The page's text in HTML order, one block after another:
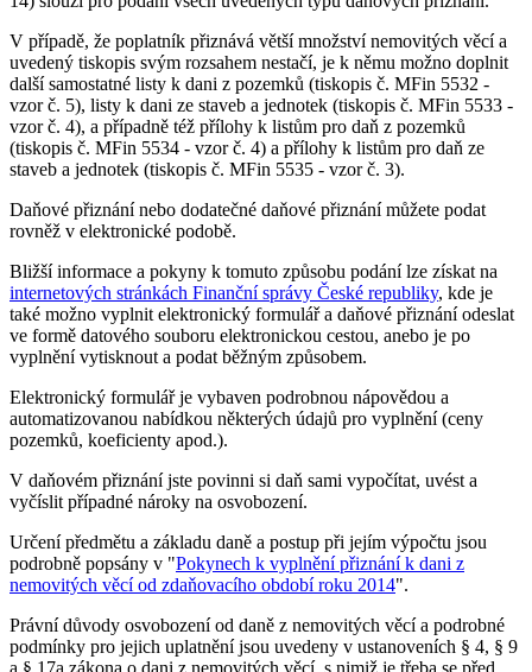
V případě, že poplatník přiznává větší množství nemovitých věcí a
uvedený tiskopis svým rozsahem nestačí, je k němu možno doplnit
další samostatné listy k dani z pozemků (tiskopis č. MFin 5532 -
vzor č. 5), listy k dani ze staveb a jednotek (tiskopis č. MFin 5533 -
vzor č. 4), a případně též přílohy k listům pro daň z pozemků
(tiskopis č. MFin 5534 - vzor č. 4) a přílohy k listům pro daň ze
staveb a jednotek (tiskopis č. MFin 5535 - vzor č. 3).
Daňové přiznání nebo dodatečné daňové přiznání můžete podat
rovněž v elektronické podobě.
Bližší informace a pokyny k tomuto způsobu podání lze získat na
internetových stránkách Finanční správy České republiky, kde je
také možno vyplnit elektronický formulář a daňové přiznání odeslat
ve formě datového souboru elektronickou cestou, anebo je po
vyplnění vytisknout a podat běžným způsobem.
Elektronický formulář je vybaven podrobnou nápovědou a
automatizovanou nabídkou některých údajů pro vyplnění (ceny
pozemků, koeficienty apod.).
V daňovém přiznání jste povinni si daň sami vypočítat, uvést a
vyčíslit případné nároky na osvobození.
Určení předmětu a základu daně a postup při jejím výpočtu jsou
podrobně popsány v "Pokynech k vyplnění přiznání k dani z
nemovitých věcí od zdaňovacího období roku 2014".
Právní důvody osvobození od daně z nemovitých věcí a podrobné
podmínky pro jejich uplatnění jsou uvedeny v ustanoveních § 4, § 9
a § 17a zákona o dani z nemovitých věcí, s nimiž je třeba se před